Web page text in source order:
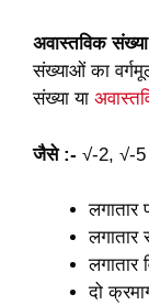
अवास्तविक
संख्याओं का
संख्या या
जैसे :- √-2, √-5
दो